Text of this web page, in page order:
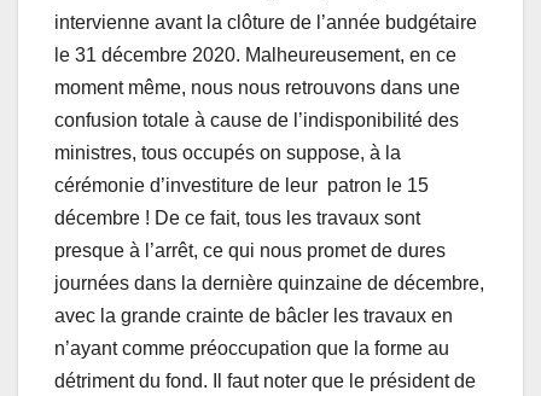
intervienne avant la clôture de l’année budgétaire
le 31 décembre 2020. Malheureusement, en ce
moment même, nous nous retrouvons dans une
confusion totale à cause de l’indisponibilité des
ministres, tous occupés on suppose, à la
cérémonie d’investiture de leur patron le 15
décembre ! De ce fait, tous les travaux sont
presque à l’arrêt, ce qui nous promet de dures
journées dans la dernière quinzaine de décembre,
avec la grande crainte de bâcler les travaux en
n’ayant comme préoccupation que la forme au
détriment du fond. Il faut noter que le président de